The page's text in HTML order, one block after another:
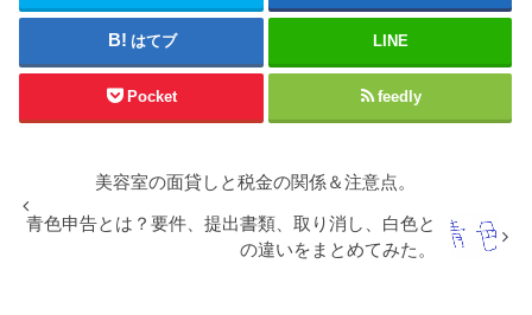
はてブ LINE
Pocket feedly
美容室の面貸しと税金の関係＆注意点。
青色申告とは？要件、提出書類、取り消し、白色と
の違いをまとめてみた。